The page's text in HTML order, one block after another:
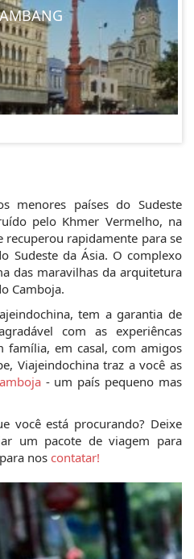
menores países do Sudeste
pelo Khmer Vermelho, na
recuperou rapidamente para se
Sudeste da Ásia. O complexo
das maravilhas da arquitetura
Camboja.
tem a garantia de
com as experiêncas
família, em casal, com amigos
Viajeindochina traz a você as
- um país pequeno mas
você está procurando? Deixe
um pacote de viagem para
para nos contatar!